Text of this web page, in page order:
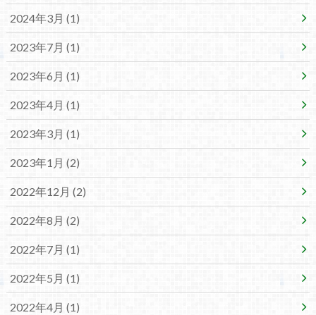
2024年3月 (1)
2023年7月 (1)
2023年6月 (1)
2023年4月 (1)
2023年3月 (1)
2023年1月 (2)
2022年12月 (2)
2022年8月 (2)
2022年7月 (1)
2022年5月 (1)
2022年4月 (1)